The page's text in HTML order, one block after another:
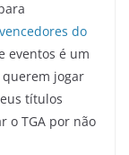
do
eventos é um
jogar
títulos
o TGA por não